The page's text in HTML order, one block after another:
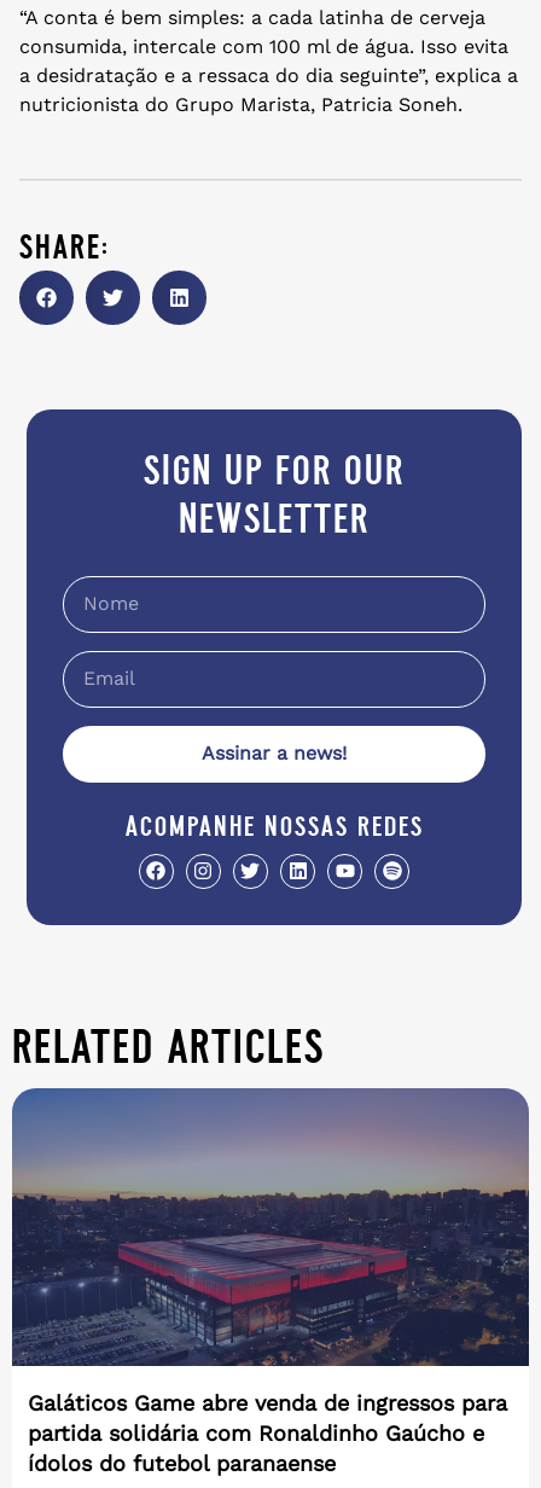
“A conta é bem simples: a cada latinha de cerveja
consumida, intercale com 100 ml de água. Isso evita
a desidratação e a ressaca do dia seguinte”, explica a
nutricionista do Grupo Marista, Patricia Soneh.
share:
sign up for our
newsletter
Assinar a news!
acompanhe nossas redes
related articles
Galáticos Game abre venda de ingressos para
partida solidária com Ronaldinho Gaúcho e
ídolos do futebol paranaense